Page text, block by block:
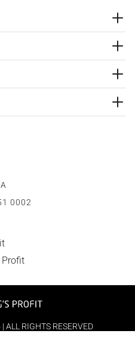
0002
ALL RIGHTS RESERVED